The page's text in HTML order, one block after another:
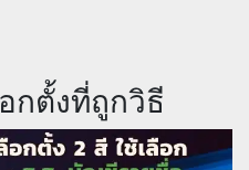
กตั้งที่ถูกวิธี